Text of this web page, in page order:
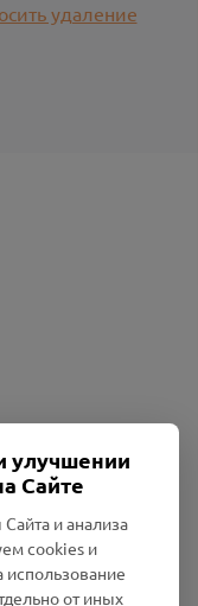
удаление
улучшении
Сайте
и анализа
cookies и
использование
от иных